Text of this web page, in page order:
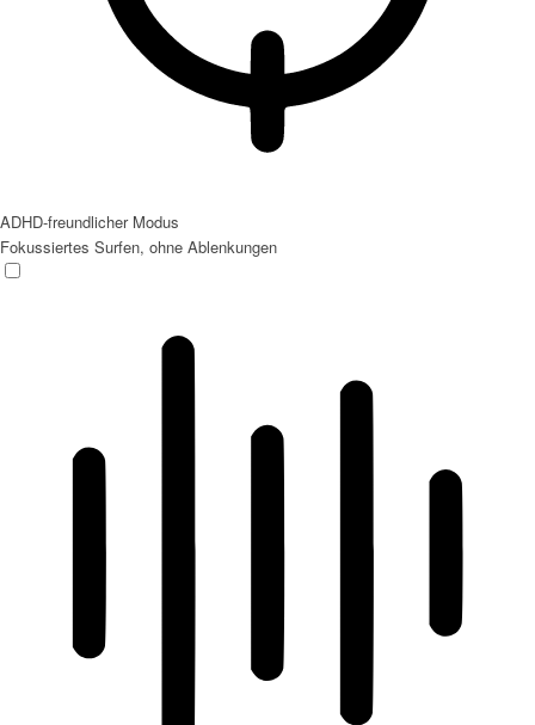
ADHD-freundlicher Modus
Fokussiertes Surfen, ohne Ablenkungen